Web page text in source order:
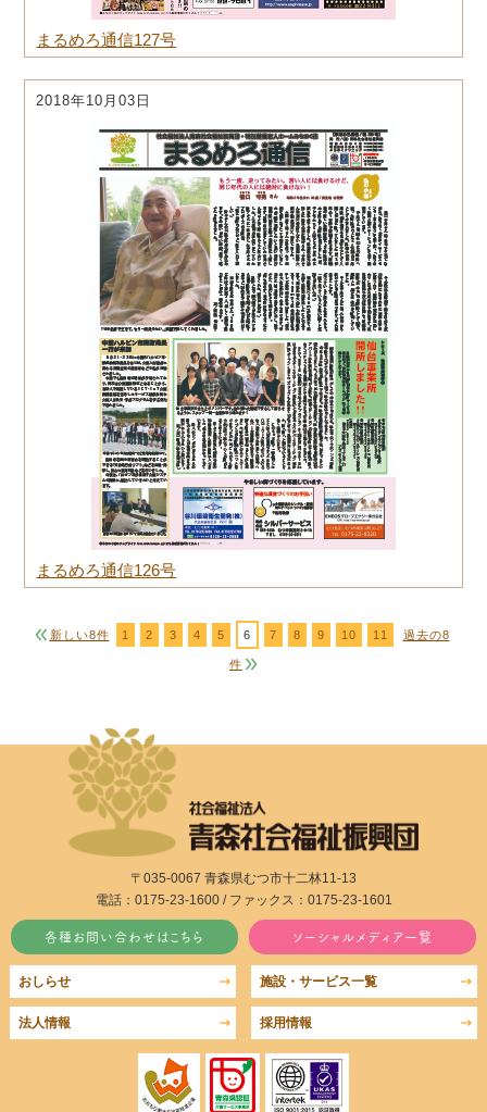
まるめろ通信127号
2018年10月03日
まるめろ通信126号
新しい8件 1 2 3 4 5 6 7 8 9 10 11 過去の8
件
〒035-0067 青森県むつ市十二林11-13
電話：0175-23-1600 / ファックス：0175-23-1601
各種お問い合わせはこちら ソーシャルメディア一覧
施設・サービス一覧
おしらせ
法人情報 採用情報